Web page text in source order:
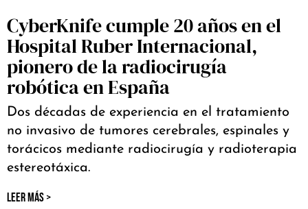
CyberKnife cumple 20 años en el
Hospital Ruber Internacional,
pionero de la radiocirugía
robótica en España
Dos décadas de experiencia en el tratamiento
no invasivo de tumores cerebrales, espinales y
torácicos mediante radiocirugía y radioterapia
estereotáxica.
LEER MÁS >